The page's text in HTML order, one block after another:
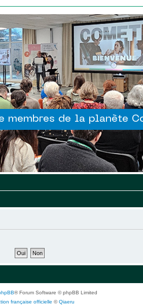
membres de la planète
® Forum Software © phpBB Limited
française officielle ©Qiaeru